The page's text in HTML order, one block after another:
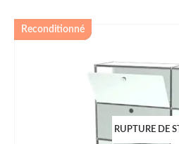
Reconditionné
RUPTURE DE